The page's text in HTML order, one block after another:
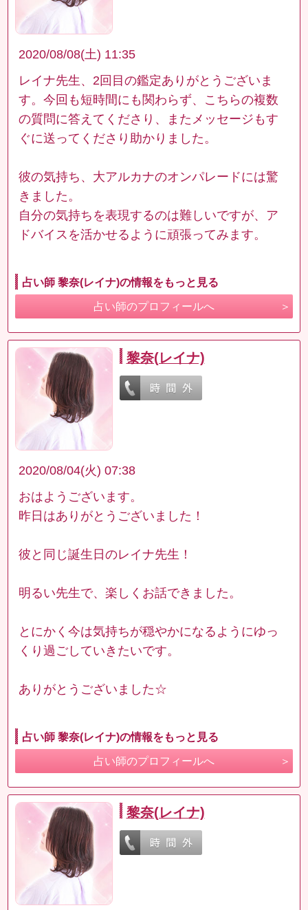
2020/08/08(土) 11:35
レイナ先生、2回目の鑑定ありがとうございま
す。今回も短時間にも関わらず、こちらの複数
の質問に答えてくださり、またメッセージもす
ぐに送ってくださり助かりました。
彼の気持ち、大アルカナのオンパレードには驚
きました。
自分の気持ちを表現するのは難しいですが、ア
ドバイスを活かせるように頑張ってみます。
占い師 黎奈(レイナ)の情報をもっと見る
占い師のプロフィールへ
黎奈(レイナ)
2020/08/04(火) 07:38
おはようございます。
昨日はありがとうございました！
彼と同じ誕生日のレイナ先生！
明るい先生で、楽しくお話できました。
とにかく今は気持ちが穏やかになるようにゆっ
くり過ごしていきたいです。
ありがとうございました☆
占い師 黎奈(レイナ)の情報をもっと見る
占い師のプロフィールへ
黎奈(レイナ)